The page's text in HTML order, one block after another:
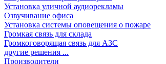
Установка уличной аудиорекламы
Озвучивание офиса
Установка системы оповещения о пожаре
Громкая связь для склада
Громкоговорящая связь для АЗС
другие решения ...
Производители